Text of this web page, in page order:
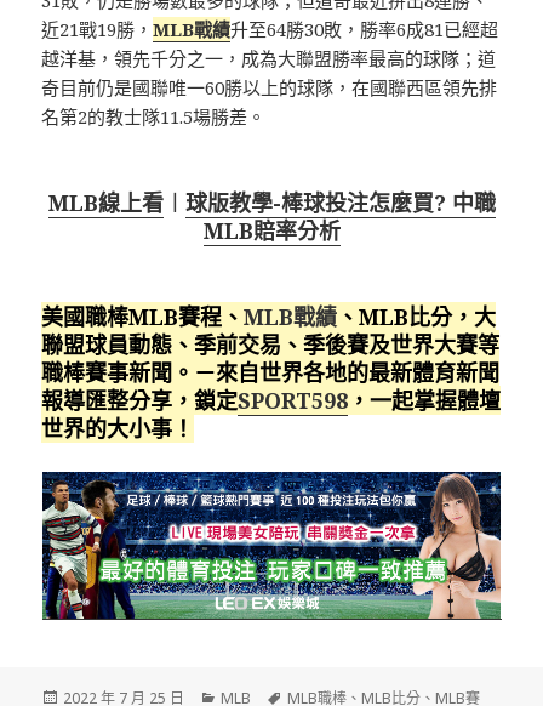
近21戰19勝，MLB戰績升至64勝30敗，勝率6成81已經超
越洋基，領先千分之一，成為大聯盟勝率最高的球隊；道
奇目前仍是國聯唯一60勝以上的球隊，在國聯西區領先排
名第2的教士隊11.5場勝差。
MLB線上看︱ 球版教學-棒球投注怎麼買? 中職
MLB賠率分析
美國職棒MLB賽程、MLB戰績 、MLB比分，大
聯盟球員動態、季前交易、季後賽及世界大賽等
職棒賽事新聞。－來自世界各地的最新體育新聞
報導匯整分享，鎖定SPORT598 ，一起掌握體壇
世界的大小事！
發
2022 年 7 月 25 日 分
MLB 標
MLB職棒 、 MLB比分 、 MLB賽